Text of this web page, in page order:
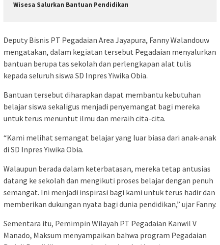
Wisesa Salurkan Bantuan Pendidikan
Deputy Bisnis PT Pegadaian Area Jayapura, Fanny Walandouw
mengatakan, dalam kegiatan tersebut Pegadaian menyalurkan
bantuan berupa tas sekolah dan perlengkapan alat tulis
kepada seluruh siswa SD Inpres Yiwika Obia.
Bantuan tersebut diharapkan dapat membantu kebutuhan
belajar siswa sekaligus menjadi penyemangat bagi mereka
untuk terus menuntut ilmu dan meraih cita-cita.
“Kami melihat semangat belajar yang luar biasa dari anak-anak
di SD Inpres Yiwika Obia.
Walaupun berada dalam keterbatasan, mereka tetap antusias
datang ke sekolah dan mengikuti proses belajar dengan penuh
semangat. Ini menjadi inspirasi bagi kami untuk terus hadir dan
memberikan dukungan nyata bagi dunia pendidikan,” ujar Fanny.
Sementara itu, Pemimpin Wilayah PT Pegadaian Kanwil V
Manado, Maksum menyampaikan bahwa program Pegadaian